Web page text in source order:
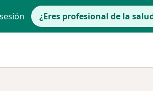
¿Eres profesional de la